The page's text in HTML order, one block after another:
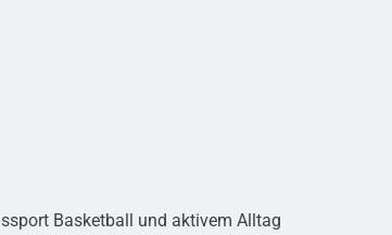
Basketball und aktivem Alltag